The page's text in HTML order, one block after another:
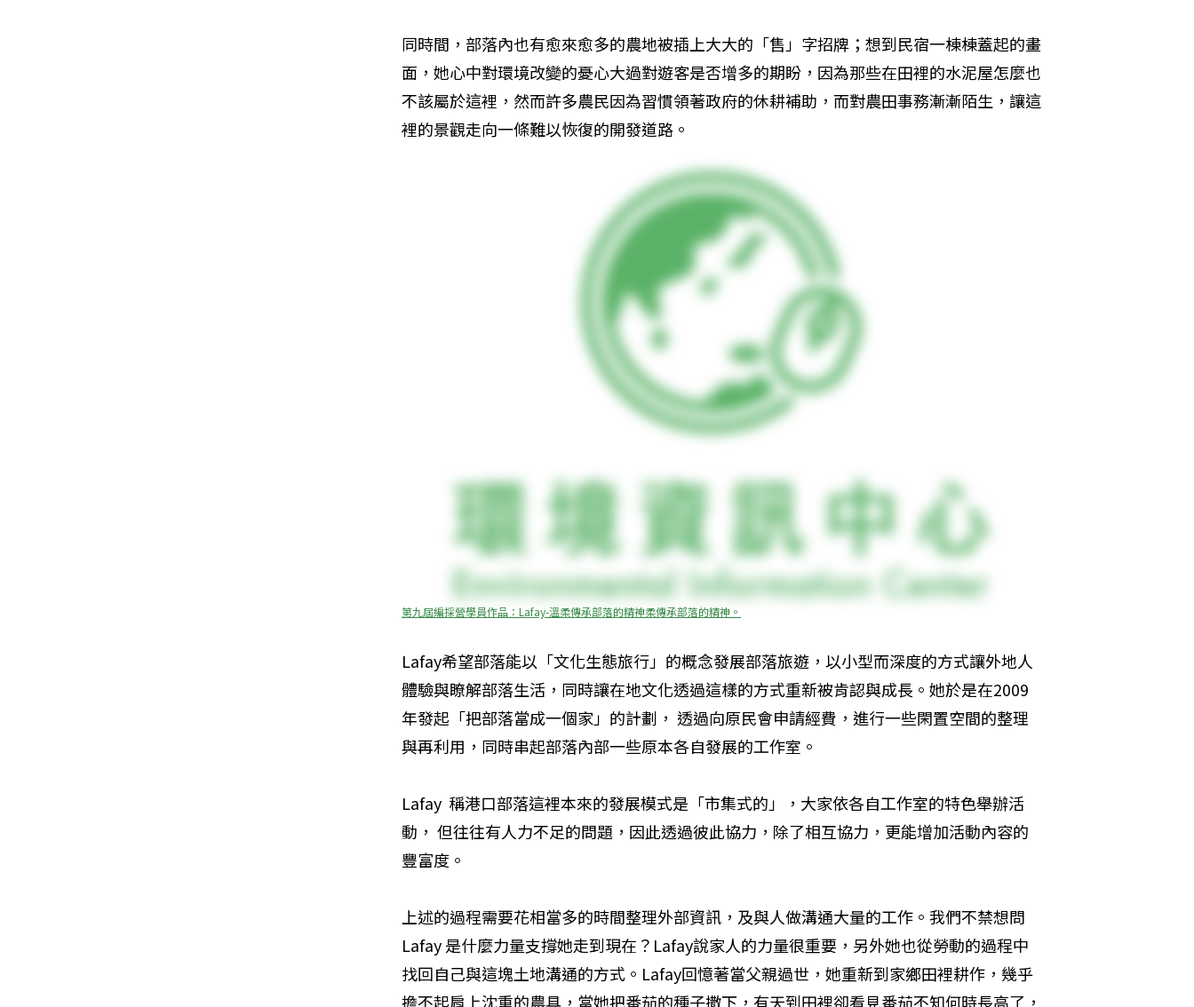
同時間，部落內也有愈來愈多的農地被插上大大的「售」字招牌；想到民宿一棟棟蓋起的畫
面，她心中對環境改變的憂心大過對遊客是否增多的期盼，因為那些在田裡的水泥屋怎麼也
不該屬於這裡，然而許多農民因為習慣領著政府的休耕補助，而對農田事務漸漸陌生，讓這
裡的景觀走向一條難以恢復的開發道路。
第九屆編採營學員作品：Lafay-溫柔傳承部落的精神柔傳承部落的精神。
Lafay希望部落能以「文化生態旅行」的概念發展部落旅遊，以小型而深度的方式讓外地人
體驗與瞭解部落生活，同時讓在地文化透過這樣的方式重新被肯認與成長。她於是在2009
年發起「把部落當成一個家」的計劃， 透過向原民會申請經費，進行一些閑置空間的整理
與再利用，同時串起部落內部一些原本各自發展的工作室。
Lafay  稱港口部落這裡本來的發展模式是「市集式的」，大家依各自工作室的特色舉辦活
動， 但往往有人力不足的問題，因此透過彼此協力，除了相互協力，更能增加活動內容的
豐富度。
上述的過程需要花相當多的時間整理外部資訊，及與人做溝通大量的工作。我們不禁想問
Lafay 是什麼力量支撐她走到現在？Lafay說家人的力量很重要，另外她也從勞動的過程中
找回自己與這塊土地溝通的方式。Lafay回憶著當父親過世，她重新到家鄉田裡耕作，幾乎
擔不起肩上沈重的農具，當她把番茄的種子撒下，有天到田裡卻看見番茄不知何時長高了，